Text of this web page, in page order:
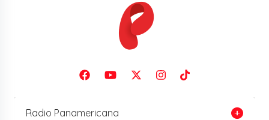
Radio Panamericana